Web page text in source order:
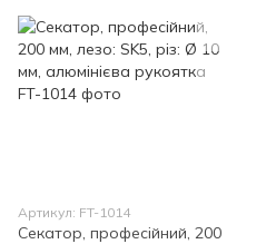
Артикул: FT-1014
Секатор, професійний, 200